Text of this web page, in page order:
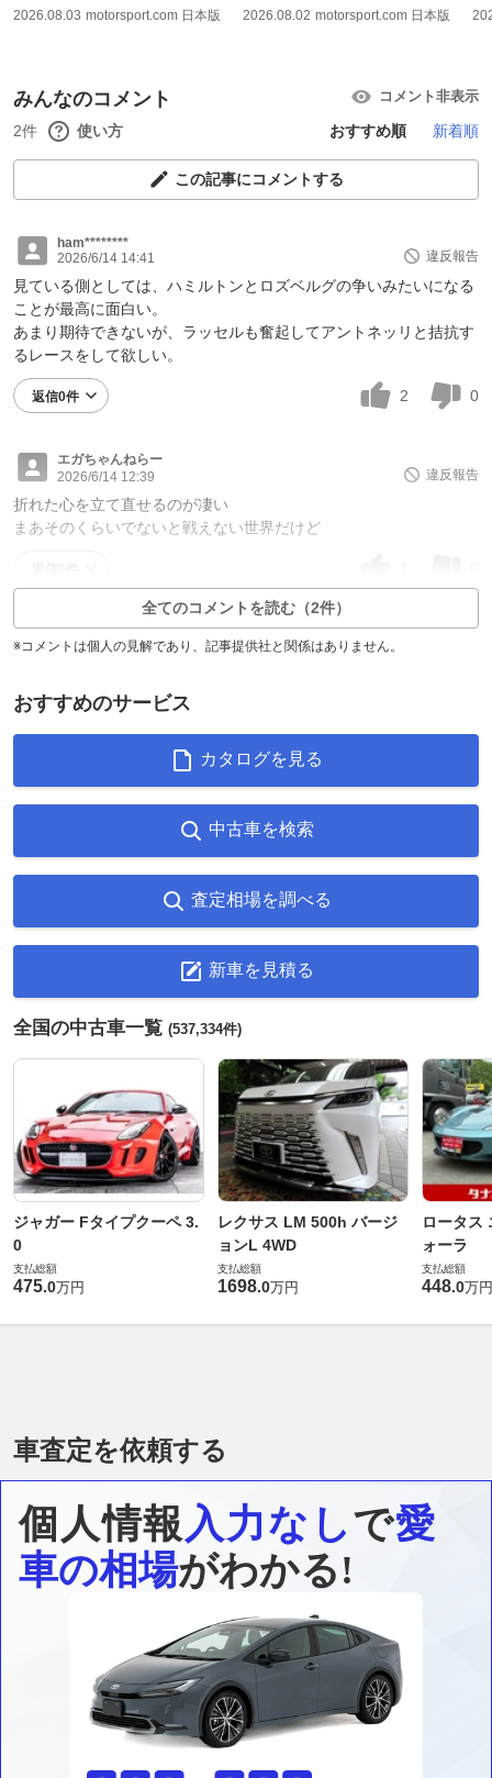
2026.08.03 motorsport.com 日本版 2026.08.02 motorsport.com 日本版
みんなのコメント コメント非表示
2件 使い方 おすすめ順 新着順
この記事にコメントする
ham********
2026/6/14 14:41
違反報告
見ている側としては、ハミルトンとロズベルグの争いみたいになる
ことが最高に面白い。
あまり期待できないが、ラッセルも奮起してアントネッリと拮抗す
るレースをして欲しい。
返信0件 2 0
エガちゃんねらー
2026/6/14 12:39
違反報告
折れた心を立て直せるのが凄い
まあそのくらいでないと戦えない世界だけど
全てのコメントを読む（2件）
※コメントは個人の見解であり、記事提供社と関係はありません。
おすすめのサービス
カタログを見る
中古車を検索
査定相場を調べる
新車を見積る
全国の中古車一覧 (537,334件)
ジャガー Fタイプクーペ 3.
0
支払総額
475.0万円
レクサス LM 500h バージ
ョンL 4WD
支払総額
1698.0万円
ロータス
ォーラ
支払総額
448.0万円
車査定を依頼する
個人情報入力なしで愛
車の相場がわかる!